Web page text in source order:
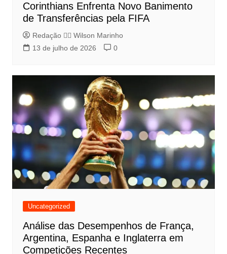
Corinthians Enfrenta Novo Banimento
de Transferências pela FIFA
Redação 👨‍⚖️​ Wilson Marinho
13 de julho de 2026
0
Uncategorized
Análise das Desempenhos de França,
Argentina, Espanha e Inglaterra em
Competições Recentes